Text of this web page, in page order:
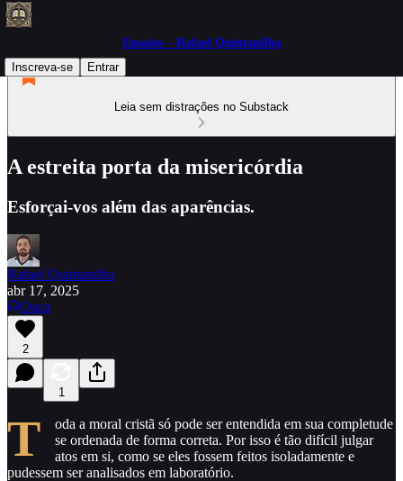
Ensaios – Rafael Quintanilha
Inscreva-se
Entrar
Leia sem distrações no Substack
A estreita porta da misericórdia
Esforçai-vos além das aparências.
Rafael Quintanilha
abr 17, 2025
Ouça
2
1
T
oda a moral cristã só pode ser entendida em sua completude
se ordenada de forma correta. Por isso é tão difícil julgar
atos em si, como se eles fossem feitos isoladamente e
pudessem ser analisados em laboratório.